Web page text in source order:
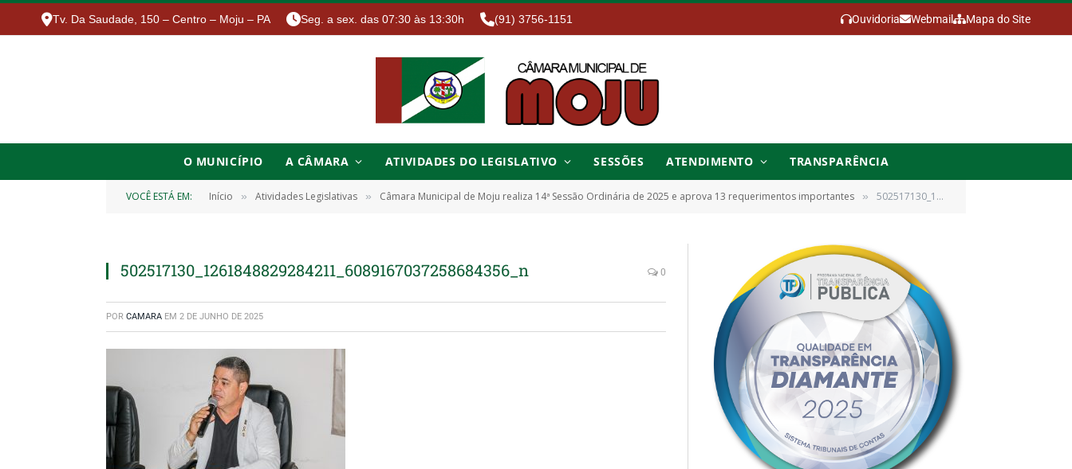
Tv. Da Saudade, 150 – Centro – Moju – PA Seg. a sex. das 07:30 às 13:30h (91) 3756-1151 Ouvidoria Webmail Mapa do Site
O MUNICÍPIO A CÂMARA ATIVIDADES DO LEGISLATIVO SESSÕES ATENDIMENTO TRANSPARÊNCIA
VOCÊ ESTÁ EM: Início » Atividades Legislativas » Câmara Municipal de Moju realiza 14ª Sessão Ordinária de 2025 e aprova 13 requerimentos importantes » 502517130_1261848829284211_6089167037258684356_n
502517130_1261848829284211_6089167037258684356_n 0
POR CAMARA EM 2 DE JUNHO DE 2025